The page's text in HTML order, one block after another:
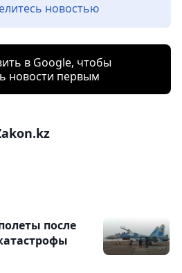
новостью
в Google, чтобы
новости первым
после